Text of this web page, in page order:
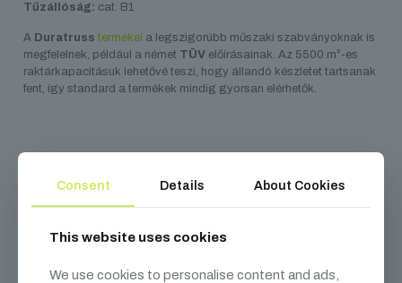
Tűzállóság: cat. B1
A Duratruss termékei a legszigorúbb műszaki szabványoknak is
megfelelnek, például a német TÜV előírásainak. Az 5500 m²-es
raktárkapacitásuk lehetővé teszi, hogy állandó készletet tartsanak
fent, így standard a termékek mindig gyorsan elérhetők.
Kapcsolódó termékek
Consent Details About Cookies
This website uses cookies
We use cookies to personalise content and ads,